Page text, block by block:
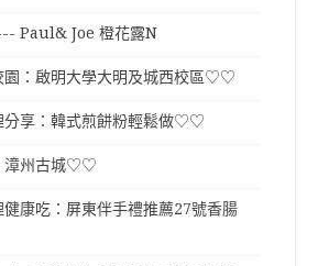
Paul& Joe 橙花露N
：啟明大學大明及城西校區♡♡
享：韓式煎餅粉輕鬆做♡♡
漳州古城♡♡
康吃：屏東伴手禮推薦27號香腸